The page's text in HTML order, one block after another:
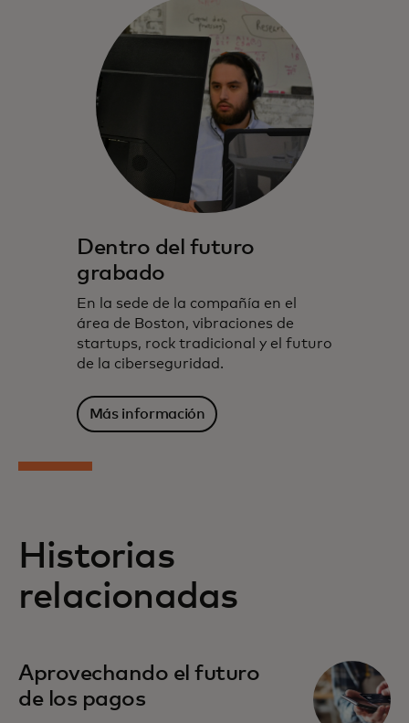
Dentro del futuro
grabado
En la sede de la compañía en el
área de Boston, vibraciones de
startups, rock tradicional y el futuro
de la ciberseguridad.
Más información
Historias
relacionadas
Aprovechando el futuro
de los pagos